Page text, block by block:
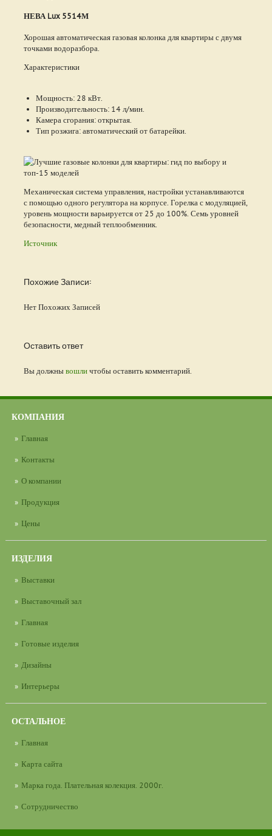
НЕВА Lux 5514М
Хорошая автоматическая газовая колонка для квартиры с двумя
точками водоразбора.
Характеристики
Мощность: 28 кВт.
Производительность: 14 л/мин.
Камера сгорания: открытая.
Тип розжига: автоматический от батарейки.
Механическая система управления, настройки устанавливаются
с помощью одного регулятора на корпусе. Горелка с модуляцией,
уровень мощности варьируется от 25 до 100%. Семь уровней
безопасности, медный теплообменник.
Источник
Похожие Записи:
Нет Похожих Записей
Оставить ответ
Вы должнывошличтобы оставить комментарий.
КОМПАНИЯ
Главная
Контакты
О компании
Продукция
Цены
ИЗДЕЛИЯ
Выставки
Выставочный зал
Главная
Готовые изделия
Дизайны
Интерьеры
ОСТАЛЬНОЕ
Главная
Карта сайта
Марка года. Плательная колекция. 2000г.
Сотрудничество